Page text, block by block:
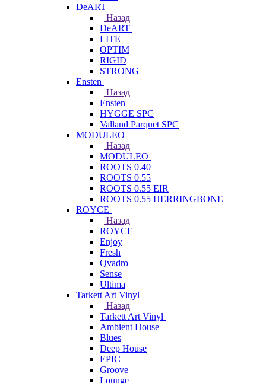
DeART
Назад
DeART
LITE
OPTIM
RIGID
STRONG
Ensten
Назад
Ensten
HYGGE SPC
Valland Parquet SPC
MODULEO
Назад
MODULEO
ROOTS 0.40
ROOTS 0.55
ROOTS 0.55 EIR
ROOTS 0.55 HERRINGBONE
ROYCE
Назад
ROYCE
Enjoy
Fresh
Qvadro
Sense
Ultima
Tarkett Art Vinyl
Назад
Tarkett Art Vinyl
Ambient House
Blues
Deep House
EPIC
Groove
Lounge